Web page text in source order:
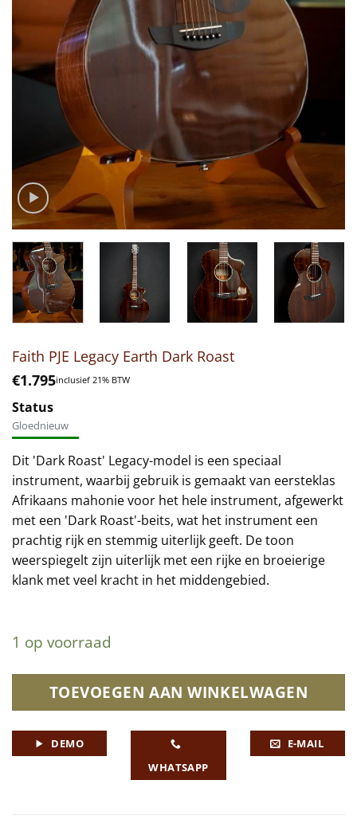
Faith PJE Legacy Earth Dark Roast
€1.795inclusief 21% BTW
Status
Gloednieuw
Dit 'Dark Roast' Legacy-model is een speciaal
instrument, waarbij gebruik is gemaakt van eersteklas
Afrikaans mahonie voor het hele instrument, afgewerkt
met een 'Dark Roast'-beits, wat het instrument een
prachtig rijk en stemmig uiterlijk geeft. De toon
weerspiegelt zijn uiterlijk met een rijke en broeierige
klank met veel kracht in het middengebied.
1 op voorraad
TOEVOEGEN AAN WINKELWAGEN
DEMO
WHATSAPP
E-MAIL